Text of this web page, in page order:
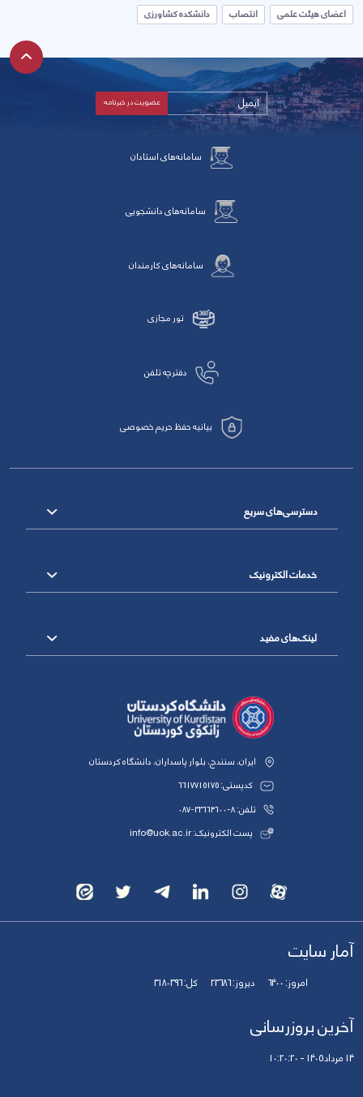
اعضای هیئت علمی انتصاب دانشکده کشاورزی
سامانه‌های استادان
سامانه‌های دانشجویی
سامانه‌های کارمندان
تور مجازی
دفترچه تلفن
بیانیه حفظ حریم خصوصی
دسترسی‌های سریع
خدمات الکترونیک
لینک‌های مفید
ایران، سنندج، بلوار پاسداران، دانشگاه کردستان
کدپستی: 6617715175
تلفن: 8-33664600-087
پست الکترونیک: info@uok.ac.ir
آمار سایت
امروز:6400 دیروز:23686 کل:3180396
آخرین بروزرسانی
14 مرداد 1405 - 10:20:20